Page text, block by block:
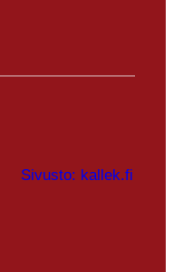
Sivusto: kallek.fi